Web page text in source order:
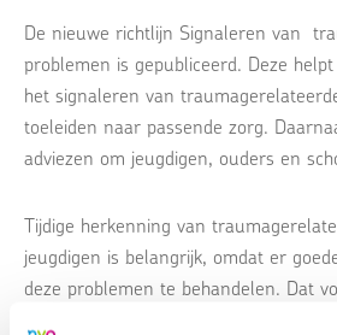
De nieuwe richtlijn Signaleren van
problemen is gepubliceerd. Deze
het signaleren van
toeleiden naar passende zorg.
adviezen om jeugdigen, ouders en
Tijdige herkenning van
jeugdigen is belangrijk, omdat er
deze problemen te behandelen. Dat
problemen lang aanhouden en de